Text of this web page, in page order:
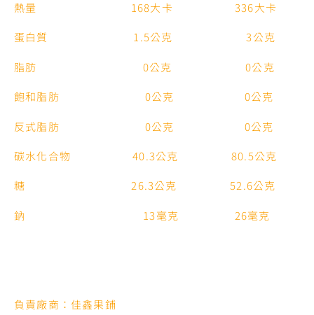
熱量 168大卡 336大卡
蛋白質 1.5公克 3公克
脂肪 0公克 0公克
飽和脂肪 0公克 0公克
反式脂肪 0公克 0公克
碳水化合物 40.3公克 80.5公克
糖 26.3公克 52.6公克
鈉 13毫克 26毫克
負責廠商：佳鑫果鋪